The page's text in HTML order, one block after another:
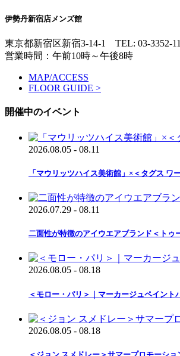
伊勢丹新宿店メンズ館
東京都新宿区新宿3-14-1 TEL: 03-3352-
営業時間：午前10時～午後8時
MAP/ACCESS
FLOOR GUIDE >
開催中のイベント
2026.08.05 - 08.11
「マウリッツハイス美術館」×＜タグス ワ
2026.07.29 - 08.11
二面性が特徴のアイウエアブランド＜トゥ
2026.08.05 - 08.18
＜モロー・パリ＞｜マーカージュペイント
2026.08.05 - 08.18